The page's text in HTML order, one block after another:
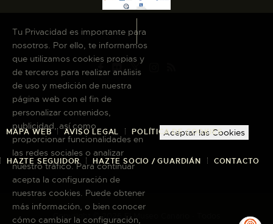
MAPA WEB AVISO LEGAL POLÍTICA DE COOKIES
HAZTE SEGUIDOR HAZTE SOCIO / GUARDIÁN CONTACTO
Copyright © 2026 El Museo Canario · Todos
Tu Privacidad es importante para
nosotros. Por ello, te informamos
que utilizamos cookies propias y
de terceros para realizar análisis
de uso y medición de nuestra
página web con el fin de
personalizar contenidos,
publicidad, así como
proporcionar funcionalidades en
las redes sociales o analizar
nuestro tráfico. Para continuar
acepta la configuración de
nuestras cookies. Puede obtener
más información, o bien conocer
cómo cambiar la configuración,
Aceptar las Cookies